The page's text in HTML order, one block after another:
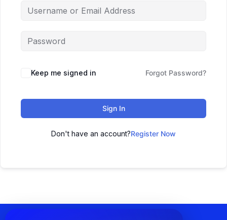
Keep me signed in Forgot Password?
Sign In
Don't have an account?Register Now